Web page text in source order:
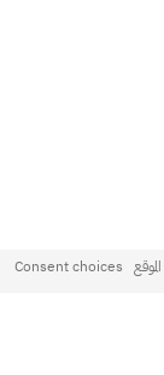
Consent choices